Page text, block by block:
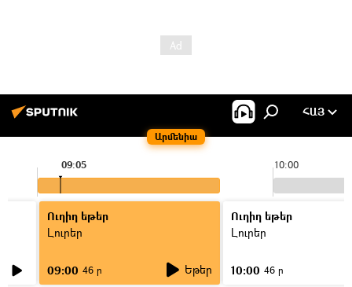
Արմենիա
ՀԱՅ
10:00
09:05
Ուղիղ եթեր
Լուրեր
09:00 46 ր Եթեր
Ուղիղ եթեր
Լուրեր
10:00 46 ր